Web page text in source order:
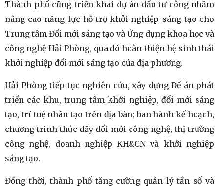
Thành phố cũng triển khai dự án đầu tư công nhằm
nâng cao năng lực hỗ trợ khởi nghiệp sáng tạo cho
Trung tâm Đổi mới sáng tạo và Ứng dụng khoa học và
công nghệ Hải Phòng, qua đó hoàn thiện hệ sinh thái
khởi nghiệp đổi mới sáng tạo của địa phương.
Hải Phòng tiếp tục nghiên cứu, xây dựng Đề án phát
triển các khu, trung tâm khởi nghiệp, đổi mới sáng
tạo, trí tuệ nhân tạo trên địa bàn; ban hành kế hoạch,
chương trình thúc đẩy đổi mới công nghệ, thị trường
công nghệ, doanh nghiệp KH&CN và khởi nghiệp
sáng tạo.
Đồng thời, thành phố tăng cường quản lý tần số và